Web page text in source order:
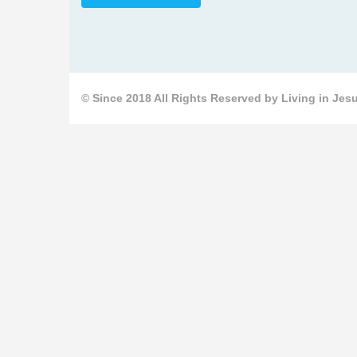
© Since 2018 All Rights Reserved by Living in